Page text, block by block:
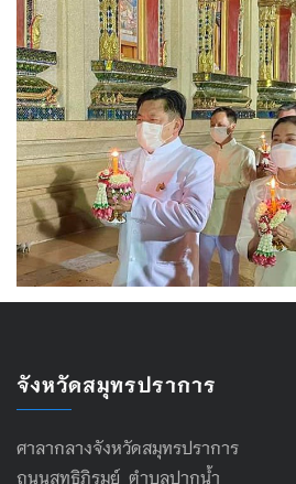
จังหวัดสมุทรปราการ
ศาลากลางจังหวัดสมุทรปราการ
ถนนสุทธิภิรมย์ ตำบลปากน้ำ